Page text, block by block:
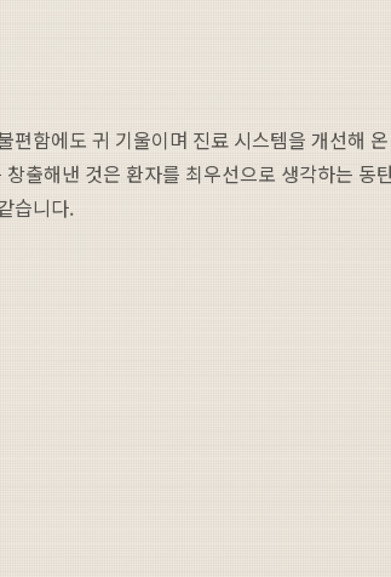
함에도 귀 기울이며 진료 시스템을 개선해
출해낸 것은 환자를 최우선으로 생각하는 동
습니다.